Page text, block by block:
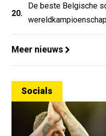
20.
De beste Belgische
Meer nieuws
Socials